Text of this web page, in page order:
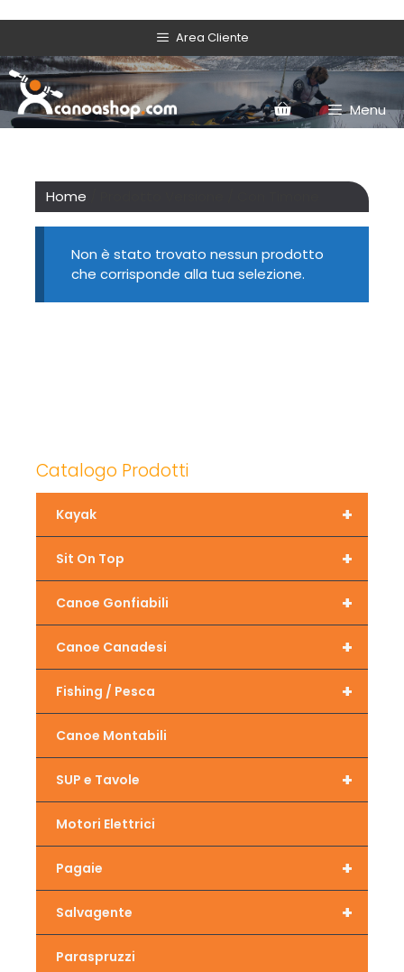
Area Cliente
Menu
Home
Non è stato trovato nessun prodotto
che corrisponde alla tua selezione.
Catalogo Prodotti
+
Kayak
+
Sit On Top
+
Canoe Gonfiabili
+
Canoe Canadesi
+
Fishing / Pesca
Canoe Montabili
+
SUP e Tavole
Motori Elettrici
+
Pagaie
+
Salvagente
Paraspruzzi